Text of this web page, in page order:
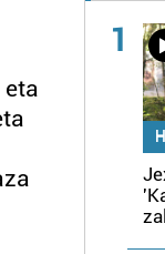
eta
1